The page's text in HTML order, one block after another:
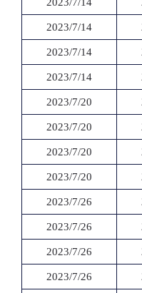
2023/7/14
2023/7/14
2023/7/14
2023/7/20
2023/7/20
2023/7/20
2023/7/20
2023/7/26
2023/7/26
2023/7/26
2023/7/26